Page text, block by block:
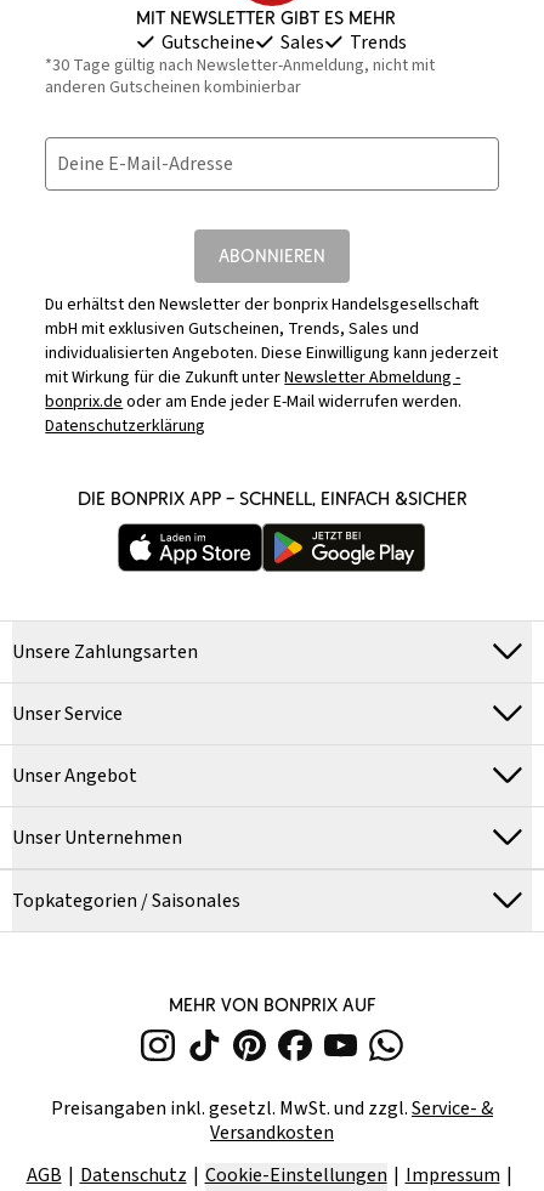
Mit Newsletter gibt es mehr
Gutscheine Sales Trends
*30 Tage gültig nach Newsletter-Anmeldung, nicht mit
anderen Gutscheinen kombinierbar
Deine E-Mail-Adresse
ABONNIEREN
Du erhältst den Newsletter der bonprix Handelsgesellschaft
mbH mit exklusiven Gutscheinen, Trends, Sales und
individualisierten Angeboten. Diese Einwilligung kann jederzeit
mit Wirkung für die Zukunft unterNewsletter Abmeldung -
bonprix.deoder am Ende jeder E-Mail widerrufen werden.
Datenschutzerklärung
DIE BONPRIX APP – SCHNELL, EINFACH &SICHER
Unsere Zahlungsarten
Unser Service
Unser Angebot
Unser Unternehmen
Topkategorien / Saisonales
MEHR VON BONPRIX AUF
Preisangaben inkl. gesetzl. MwSt. und zzgl.Service- &
Versandkosten
AGB
Datenschutz Cookie-Einstellungen Impressum